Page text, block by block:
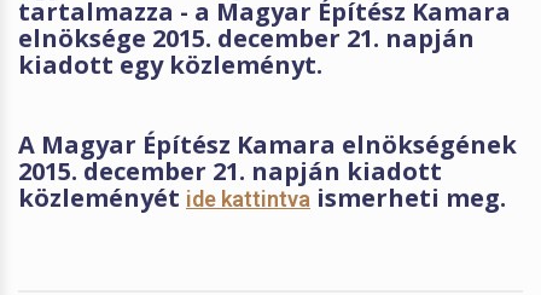
tartalmazza - a Magyar Építész Kamara
elnöksége 2015. december 21. napján
kiadott egy közleményt.
A Magyar Építész Kamara elnökségének
2015. december 21. napján kiadott
közleményét ide kattintva ismerheti meg.